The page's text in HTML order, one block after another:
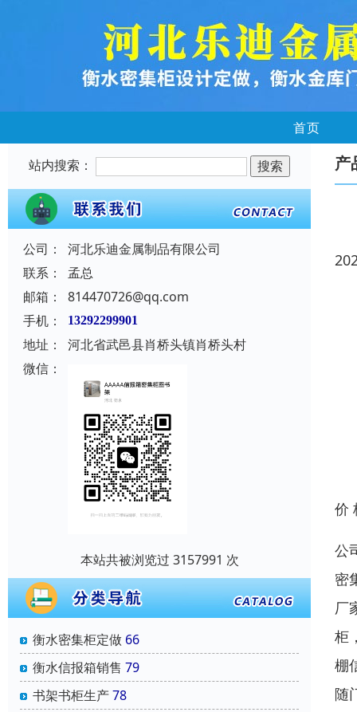
首页
站内搜索：
公司：
河北乐迪金属制品有限公司
联系：
孟总
邮箱：
814470726@qq.com
手机：
13292299901
地址：
河北省武邑县肖桥头镇肖桥头村
微信：
本站共被浏览过 3157991 次
衡水密集柜定做 66
衡水信报箱销售 79
书架书柜生产78
产
价
公
密
厂
柜
棚
随